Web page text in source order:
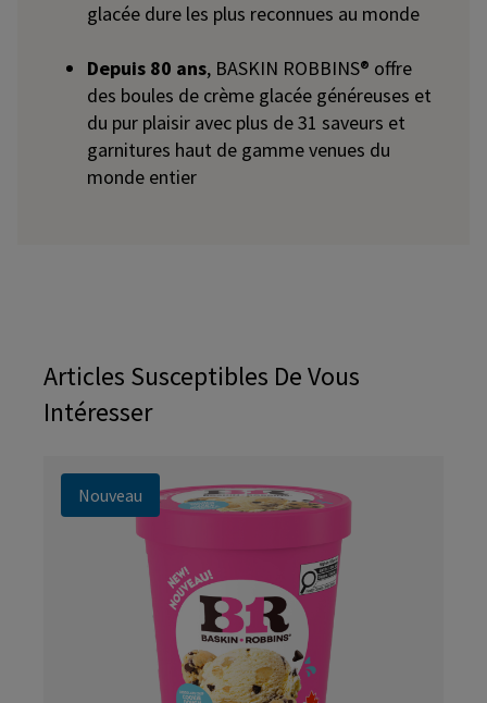
glacée dure les plus reconnues au monde
Depuis 80 ans, BASKIN ROBBINS® offre
des boules de crème glacée généreuses et
du pur plaisir avec plus de 31 saveurs et
garnitures haut de gamme venues du
monde entier
Articles Susceptibles De Vous
Intéresser
Nouveau